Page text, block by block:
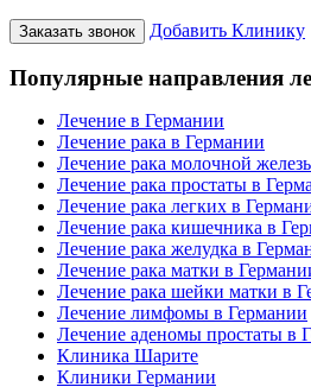
Заказать звонок Добавить Клинику
Популярные направления
Лечение в Германии
Лечение рака в Германии
Лечение рака молочной
Лечение рака простаты в
Лечение рака легких в
Лечение рака кишечника в
Лечение рака желудка в
Лечение рака матки в
Лечение рака шейки матки в
Лечение лимфомы в Германии
Лечение аденомы простаты в
Клиника Шарите
Клиники Германии